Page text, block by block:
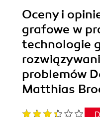
Oceny i
grafowe w
technologie
problemów
Matthias